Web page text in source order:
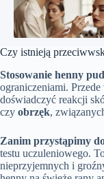
Czy istnieją
Stosowanie henny
ograniczeniami.
doświadczyć reakcji
czy obrzęk,
Zanim przystąpimy
testu uczuleniowego.
nieprzyjemnych i